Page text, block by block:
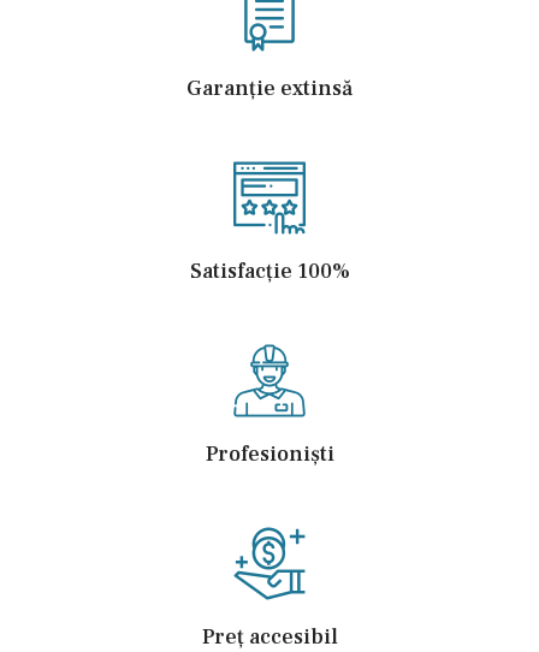
Garanție extinsă
Satisfacție 100%
Profesioniști
Preț accesibil